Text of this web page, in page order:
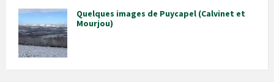
Quelques images de Puycapel (Calvinet et
Mourjou)